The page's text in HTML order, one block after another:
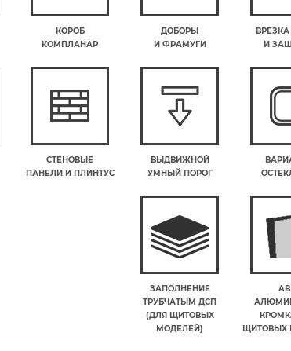
КОРОБ
КОМПЛАНАР
ДОБОРЫ
И ФРАМУГИ
И
СТЕНОВЫЕ
ПАНЕЛИ И ПЛИНТУС
ВЫДВИЖНОЙ
УМНЫЙ ПОРОГ
ЗАПОЛНЕНИЕ
ТРУБЧАТЫМ ДСП
(ДЛЯ ЩИТОВЫХ
МОДЕЛЕЙ)
ЩИТОВЫХ